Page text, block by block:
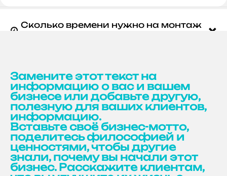

Сколько времени нужно на монтаж


Можно ли забрендировать
результаы
Замените этот текст на
информацию о вас и вашем
бизнесе или добавьте другую,
полезную для ваших клиентов,
информацию.
Вставьте своё бизнес-мотто,
поделитесь философией и
ценностями, чтобы другие
знали, почему вы начали этот
бизнес. Расскажите клиентам,